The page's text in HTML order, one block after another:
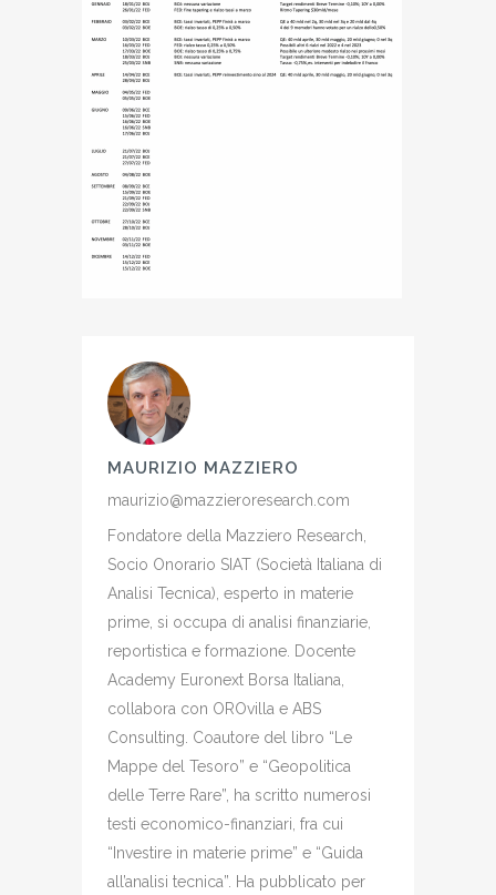
MAURIZIO MAZZIERO
maurizio@mazzieroresearch.com
Fondatore della Mazziero Research,
Socio Onorario SIAT (Società Italiana di
Analisi Tecnica), esperto in materie
prime, si occupa di analisi finanziarie,
reportistica e formazione. Docente
Academy Euronext Borsa Italiana,
collabora con OROvilla e ABS
Consulting. Coautore del libro “Le
Mappe del Tesoro” e “Geopolitica
delle Terre Rare”, ha scritto numerosi
testi economico-finanziari, fra cui
“Investire in materie prime” e “Guida
all’analisi tecnica”. Ha pubblicato per